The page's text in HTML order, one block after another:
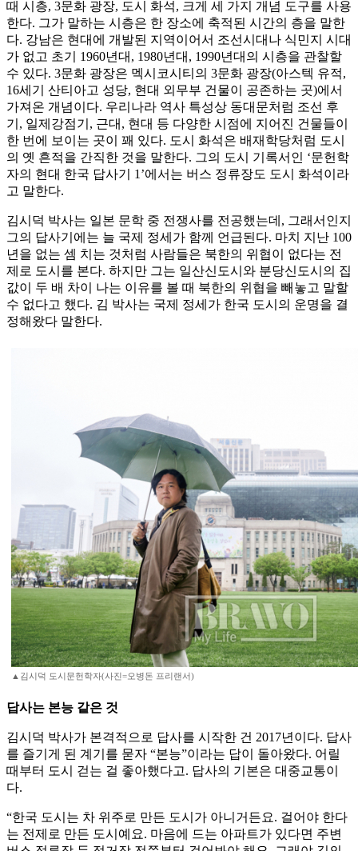
때 시층, 3문화 광장, 도시 화석, 크게 세 가지 개념 도구를 사용
한다. 그가 말하는 시층은 한 장소에 축적된 시간의 층을 말한
다. 강남은 현대에 개발된 지역이어서 조선시대나 식민지 시대
가 없고 초기 1960년대, 1980년대, 1990년대의 시층을 관찰할
수 있다. 3문화 광장은 멕시코시티의 3문화 광장(아스텍 유적,
16세기 산티아고 성당, 현대 외무부 건물이 공존하는 곳)에서
가져온 개념이다. 우리나라 역사 특성상 동대문처럼 조선 후
기, 일제강점기, 근대, 현대 등 다양한 시점에 지어진 건물들이
한 번에 보이는 곳이 꽤 있다. 도시 화석은 배재학당처럼 도시
의 옛 흔적을 간직한 것을 말한다. 그의 도시 기록서인 ‘문헌학
자의 현대 한국 답사기 1’에서는 버스 정류장도 도시 화석이라
고 말한다.
김시덕 박사는 일본 문학 중 전쟁사를 전공했는데, 그래서인지
그의 답사기에는 늘 국제 정세가 함께 언급된다. 마치 지난 100
년을 없는 셈 치는 것처럼 사람들은 북한의 위협이 없다는 전
제로 도시를 본다. 하지만 그는 일산신도시와 분당신도시의 집
값이 두 배 차이 나는 이유를 볼 때 북한의 위협을 빼놓고 말할
수 없다고 했다. 김 박사는 국제 정세가 한국 도시의 운명을 결
정해왔다 말한다.
▲김시덕 도시문헌학자(사진=오병돈 프리랜서)
답사는 본능 같은 것
김시덕 박사가 본격적으로 답사를 시작한 건 2017년이다. 답사
를 즐기게 된 계기를 묻자 “본능”이라는 답이 돌아왔다. 어릴
때부터 도시 걷는 걸 좋아했다고. 답사의 기본은 대중교통이
다.
“한국 도시는 차 위주로 만든 도시가 아니거든요. 걸어야 한다
는 전제로 만든 도시예요. 마음에 드는 아파트가 있다면 주변